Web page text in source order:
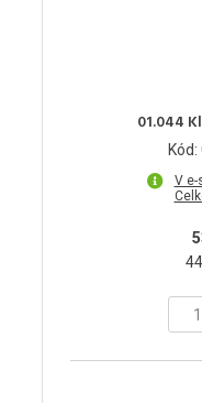
01.044
V e-